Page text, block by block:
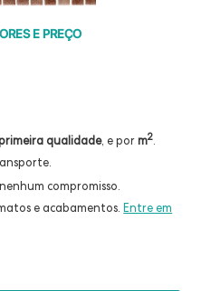
E PREÇO
primeira qualidade, e porm2.
compromisso.
e acabamentos.Entre em